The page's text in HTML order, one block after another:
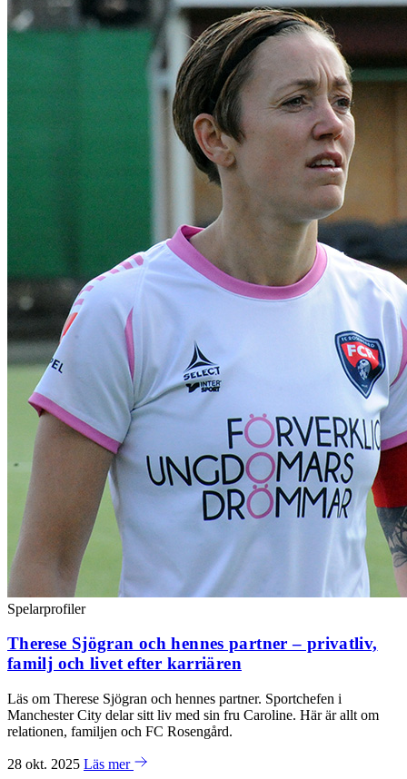
Spelarprofiler
Therese Sjögran och hennes partner – privatliv,
familj och livet efter karriären
Läs om Therese Sjögran och hennes partner. Sportchefen i
Manchester City delar sitt liv med sin fru Caroline. Här är allt om
relationen, familjen och FC Rosengård.
28 okt. 2025 Läs mer